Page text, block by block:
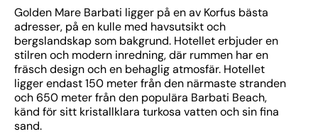
Golden Mare Barbati ligger på en av Korfus bästa
adresser, på en kulle med havsutsikt och
bergslandskap som bakgrund. Hotellet erbjuder en
stilren och modern inredning, där rummen har en
fräsch design och en behaglig atmosfär. Hotellet
ligger endast 150 meter från den närmaste stranden
och 650 meter från den populära Barbati Beach,
känd för sitt kristallklara turkosa vatten och sin fina
sand.